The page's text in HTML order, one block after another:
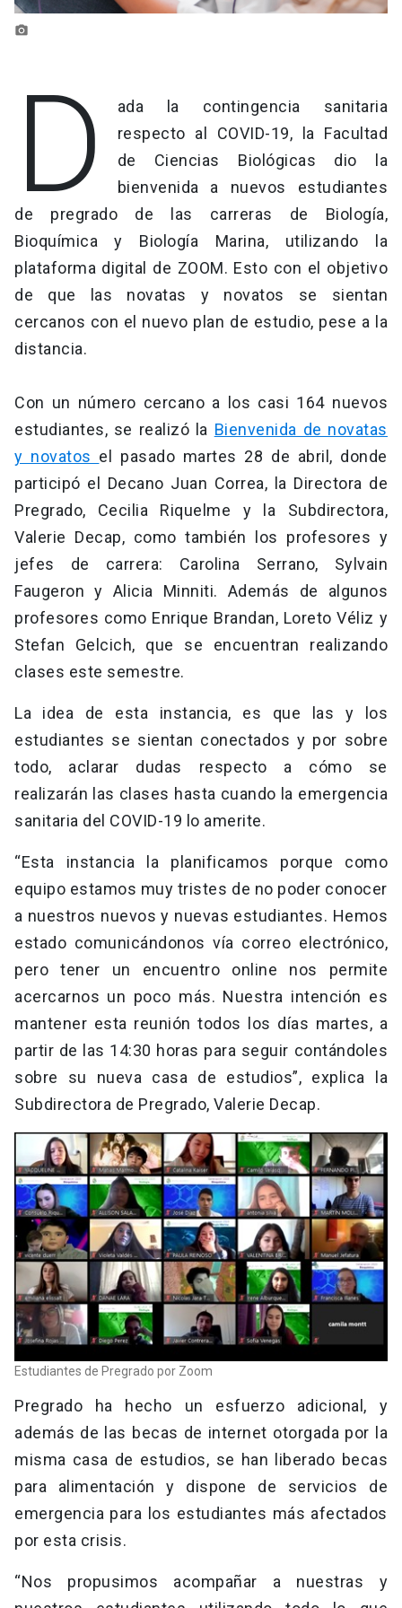
photo_camera
D
ada la contingencia sanitaria
respecto al COVID-19, la Facultad
de Ciencias Biológicas dio la
bienvenida a nuevos estudiantes
de pregrado de las carreras de Biología,
Bioquímica y Biología Marina, utilizando la
plataforma digital de ZOOM. Esto con el objetivo
de que las novatas y novatos se sientan
cercanos con el nuevo plan de estudio, pese a la
distancia.
Con un número cercano a los casi 164 nuevos
estudiantes, se realizó la Bienvenida de novatas
y novatos el pasado martes 28 de abril, donde
participó el Decano Juan Correa, la Directora de
Pregrado, Cecilia Riquelme y la Subdirectora,
Valerie Decap, como también los profesores y
jefes de carrera: Carolina Serrano, Sylvain
Faugeron y Alicia Minniti. Además de algunos
profesores como Enrique Brandan, Loreto Véliz y
Stefan Gelcich, que se encuentran realizando
clases este semestre.
La idea de esta instancia, es que las y los
estudiantes se sientan conectados y por sobre
todo, aclarar dudas respecto a cómo se
realizarán las clases hasta cuando la emergencia
sanitaria del COVID-19 lo amerite.
“Esta instancia la planificamos porque como
equipo estamos muy tristes de no poder conocer
a nuestros nuevos y nuevas estudiantes. Hemos
estado comunicándonos vía correo electrónico,
pero tener un encuentro online nos permite
acercarnos un poco más. Nuestra intención es
mantener esta reunión todos los días martes, a
partir de las 14:30 horas para seguir contándoles
sobre su nueva casa de estudios”, explica la
Subdirectora de Pregrado, Valerie Decap.
Estudiantes de Pregrado por Zoom
Pregrado ha hecho un esfuerzo adicional, y
además de las becas de internet otorgada por la
misma casa de estudios, se han liberado becas
para alimentación y dispone de servicios de
emergencia para los estudiantes más afectados
por esta crisis.
“Nos propusimos acompañar a nuestras y